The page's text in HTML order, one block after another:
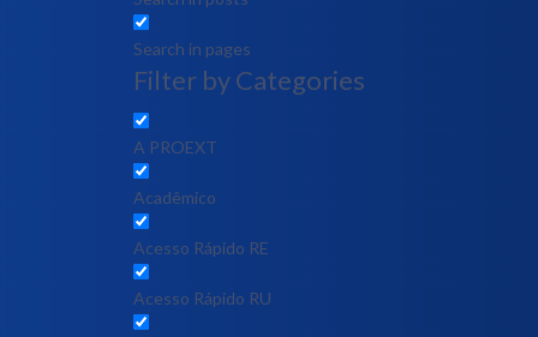
Search in pages
Filter by Categories
A PROEXT
Acadêmico
Acesso Rápido RE
Acesso Rápido RU